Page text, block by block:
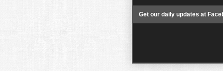
Get our daily updates at